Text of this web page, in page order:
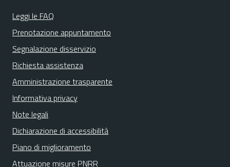
Leggi le FAQ
Prenotazione appuntamento
Segnalazione disservizio
Richiesta assistenza
Amministrazione trasparente
Informativa privacy
Note legali
Dichiarazione di accessibilità
Piano di miglioramento
Attuazione misure PNRR